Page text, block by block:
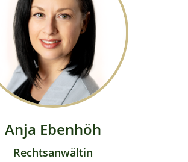
Anja Ebenhöh
Rechtsanwältin